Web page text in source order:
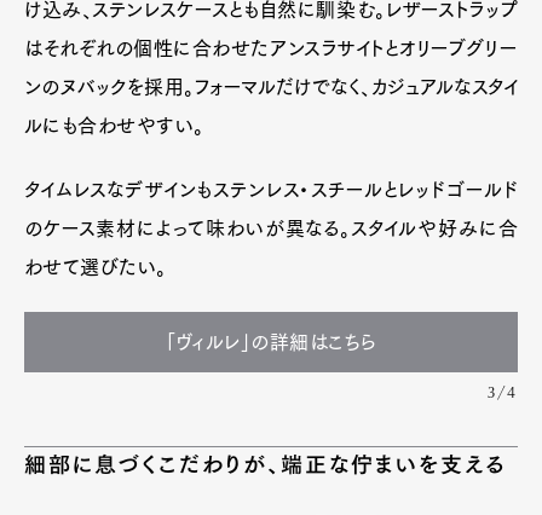
け込み、ステンレスケースとも自然に馴染む。レザーストラップ
はそれぞれの個性に合わせたアンスラサイトとオリーブグリー
ンのヌバックを採用。フォーマルだけでなく、カジュアルなスタイ
ルにも合わせやすい。
タイムレスなデザインもステンレス・スチールとレッドゴールド
のケース素材によって味わいが異なる。スタイルや好みに合
わせて選びたい。
「ヴィルレ」の詳細はこちら
3/4
細部に息づくこだわりが、端正な佇まいを支える